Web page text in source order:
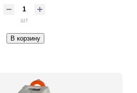
шт
В корзину